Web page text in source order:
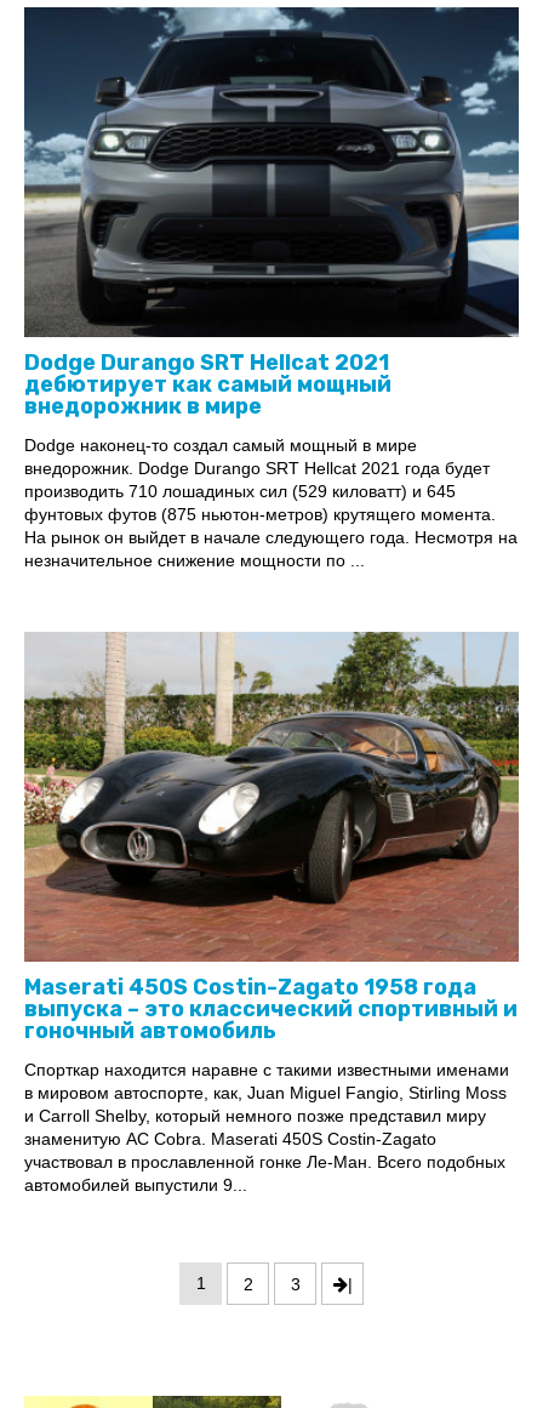
Dodge Durango SRT Hellcat 2021
дебютирует как самый мощный
внедорожник в мире
Dodge наконец-то создал самый мощный в мире
внедорожник. Dodge Durango SRT Hellcat 2021 года будет
производить 710 лошадиных сил (529 киловатт) и 645
фунтовых футов (875 ньютон-метров) крутящего момента.
На рынок он выйдет в начале следующего года. Несмотря на
незначительное снижение мощности по ...
Maserati 450S Costin-Zagato 1958 года
выпуска – это классический спортивный и
гоночный автомобиль
Спорткар находится наравне с такими известными именами
в мировом автоспорте, как, Juan Miguel Fangio, Stirling Moss
и Carroll Shelby, который немного позже представил миру
знаменитую AC Cobra. Maserati 450S Costin-Zagato
участвовал в прославленной гонке Ле-Ман. Всего подобных
автомобилей выпустили 9...
1 2 3 |